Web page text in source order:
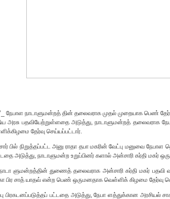
நேபாள நாடாளுமன்றத் தின் தலைவராக முதல் முறையாக பெண்
அரசு பதவியேற்றுள்ளதை அடுத்து, நாடாளுமன்றத் தலைவராக
தேர்வு செய்யப்பட்டார்.
பில் நிறுத்தப்பட்ட அனு ராதா தபா மகரின் வேட்பு மனுவை நேபாள
அடுத்து, நாடாளுமன்ற உறுப்பினர் களால் அன்சாரி கர்தி மகர்
நாடா ளுமன்றத்தின் துணைத் தலைவராக அன்சாரி கர்தி மகர்
பிர சாத் யாதவ் என்ற பெண் ஒருமனதாக வெள்ளிக் கிழமை தேர்வு
பிரகடனப்படுத்தப் பட்டதை அடுத்து, நேபா ளத்துக்கான